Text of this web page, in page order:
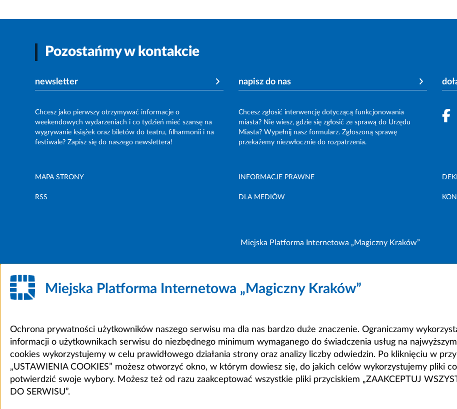
Pozostańmy w kontakcie
newsletter
Chcesz jako pierwszy otrzymywać informacje o
weekendowych wydarzeniach i co tydzień mieć szansę na
wygrywanie książek oraz biletów do teatru, filharmonii i na
festiwale? Zapisz się do naszego newslettera!
napisz do nas
Chcesz zgłosić interwencję dotyczącą funkcjonowania
miasta? Nie wiesz, gdzie się zgłosić ze sprawą do Urzędu
Miasta? Wypełnij nasz formularz. Zgłoszoną sprawę
przekażemy niezwłocznie do rozpatrzenia.
MAPA STRONY INFORMACJE PRAWNE
RSS DLA MEDIÓW
Miejska Platforma Internetowa „Magiczny Kraków”
Miejska Platforma Internetowa „Magiczny Kraków”
Ochrona prywatności użytkowników naszego serwisu ma dla nas bardzo duże znaczenie. Ograniczamy
informacji o użytkownikach serwisu do niezbędnego minimum wymaganego do świadczenia usług na
cookies wykorzystujemy w celu prawidłowego działania strony oraz analizy liczby odwiedzin. Po kliknięciu w
„USTAWIENIA COOKIES” możesz otworzyć okno, w którym dowiesz się, do jakich celów wykorzystujemy pliki
potwierdzić swoje wybory. Możesz też od razu zaakceptować wszystkie pliki przyciskiem „ZAAKCEPTUJ
DO SERWISU”.